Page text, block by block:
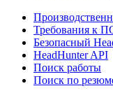
Требования к
Безопасный
HeadHunter API
Поиск работы
Поиск по